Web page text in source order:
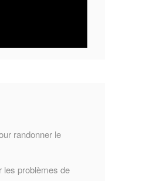
randonner le
les problèmes de